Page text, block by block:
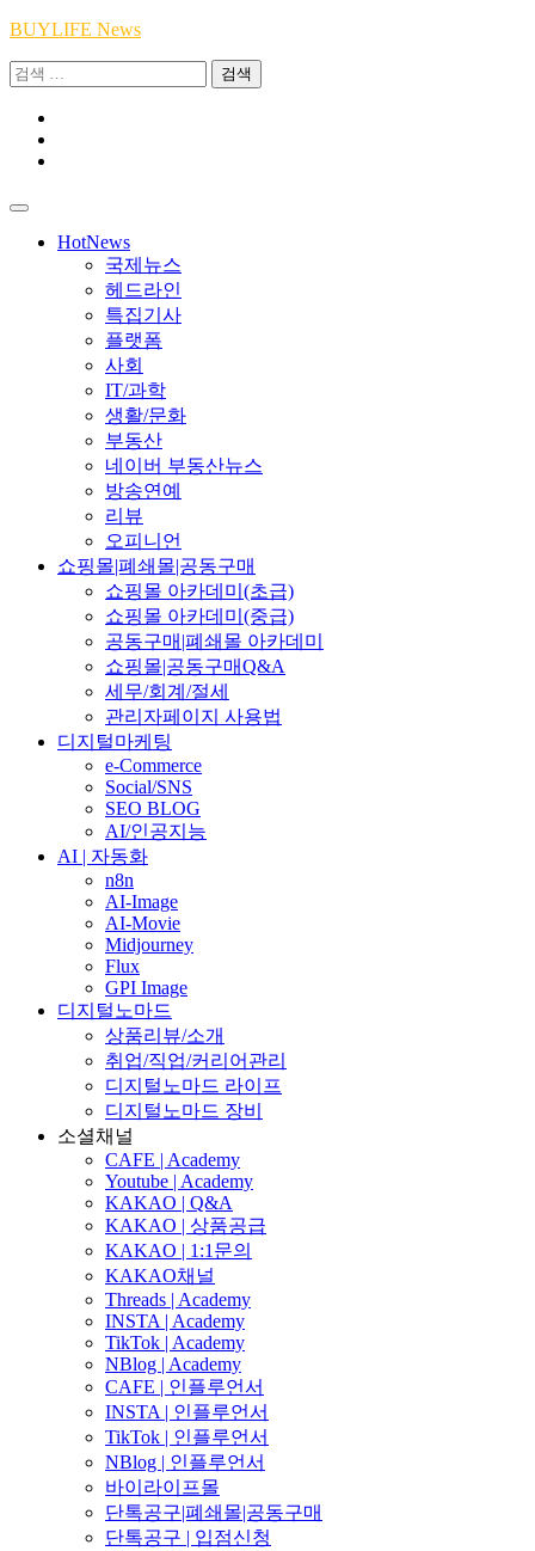
Skip
content
BUYLIFE News
검
HotNews
국제뉴스
헤드라인
특집기사
플랫폼
사회
IT/과학
생활/문화
부동산
네이버 부동산뉴스
방송연예
리뷰
오피니언
쇼핑몰|폐쇄몰|공동구매
쇼핑몰 아카데미(초급)
쇼핑몰 아카데미(중급)
공동구매|폐쇄몰 아카데미
쇼핑몰|공동구매Q&A
세무/회계/절세
관리자페이지 사용법
디지털마케팅
e-Commerce
Social/SNS
SEO BLOG
AI/인공지능
AI | 자동화
n8n
AI-Image
AI-Movie
Midjourney
Flux
GPI Image
디지털노마드
상품리뷰/소개
취업/직업/커리어관리
디지털노마드 라이프
디지털노마드 장비
소셜채널
CAFE | Academy
Youtube | Academy
KAKAO | Q&A
KAKAO | 상품공급
KAKAO | 1:1문의
KAKAO채널
Threads | Academy
INSTA | Academy
TikTok | Academy
NBlog | Academy
CAFE | 인플루언서
INSTA | 인플루언서
TikTok | 인플루언서
NBlog | 인플루언서
바이라이프몰
단톡공구|폐쇄몰|공동구매
단톡공구 | 입점신청